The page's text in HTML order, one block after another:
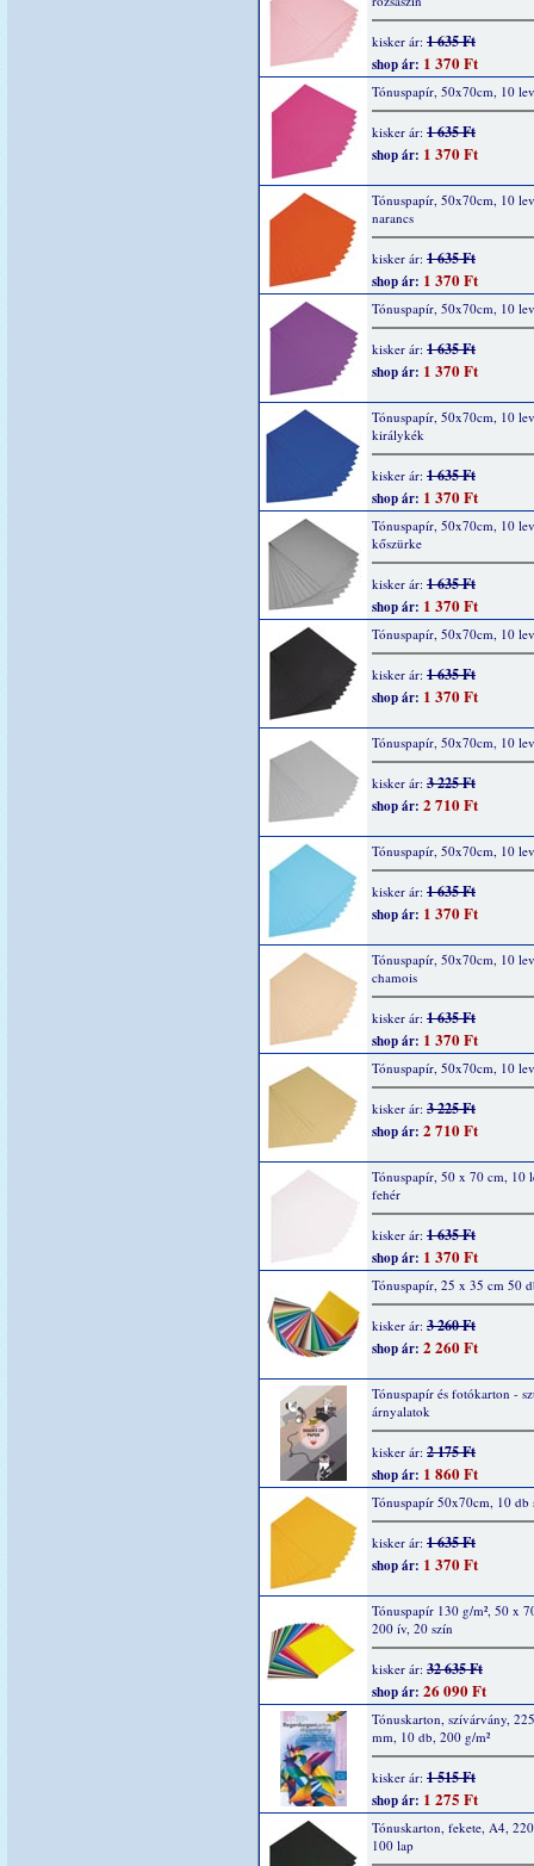
kisker ár: 1 635 Ft
shop ár: 1 370 Ft
Tónuspapír, 50x70cm, 10
kisker ár: 1 635 Ft
shop ár: 1 370 Ft
Tónuspapír, 50x70cm, 10
narancs
kisker ár: 1 635 Ft
shop ár: 1 370 Ft
Tónuspapír, 50x70cm, 10
kisker ár: 1 635 Ft
shop ár: 1 370 Ft
Tónuspapír, 50x70cm, 10
királykék
kisker ár: 1 635 Ft
shop ár: 1 370 Ft
Tónuspapír, 50x70cm, 10
kőszürke
kisker ár: 1 635 Ft
shop ár: 1 370 Ft
Tónuspapír, 50x70cm, 10
kisker ár: 1 635 Ft
shop ár: 1 370 Ft
Tónuspapír, 50x70cm, 10
kisker ár: 3 225 Ft
shop ár: 2 710 Ft
Tónuspapír, 50x70cm, 10
kisker ár: 1 635 Ft
shop ár: 1 370 Ft
Tónuspapír, 50x70cm, 10
chamois
kisker ár: 1 635 Ft
shop ár: 1 370 Ft
Tónuspapír, 50x70cm, 10
kisker ár: 3 225 Ft
shop ár: 2 710 Ft
Tónuspapír, 50 x 70 cm, 10
fehér
kisker ár: 1 635 Ft
shop ár: 1 370 Ft
Tónuspapír, 25 x 35 cm 50
kisker ár: 3 260 Ft
shop ár: 2 260 Ft
Tónuspapír és fotókarton -
árnyalatok
kisker ár: 2 175 Ft
shop ár: 1 860 Ft
Tónuspapír 50x70cm, 10 db
kisker ár: 1 635 Ft
shop ár: 1 370 Ft
Tónuspapír 130 g/m², 50 x
200 ív, 20 szín
kisker ár: 32 635 Ft
shop ár: 26 090 Ft
Tónuskarton, szívárvány,
mm, 10 db, 200 g/m²
kisker ár: 1 515 Ft
shop ár: 1 275 Ft
Tónuskarton, fekete, A4,
100 lap